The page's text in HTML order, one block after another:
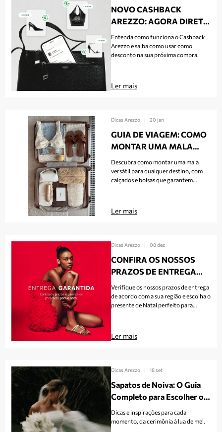
NOVO CASHBACK
AREZZO: AGORA DIRETO
NA SUA CONTA
Entenda como funciona o Cashback
Arezzo e saiba como usar como
desconto na sua próxima compra.
Ler mais
Dicas Arezzo | 20 jan
GUIA DE VIAGEM: COMO
MONTAR UMA MALA
VERSÁTIL
Descubra como montar uma mala
versátil para qualquer destino, com
calçados e bolsas que garantem
Ler mais
Dicas Arezzo | 08 dez
CONFIRA OS NOSSOS
PRAZOS DE ENTREGA
PARA O NATAL!
Verifique os nossos prazos de entrega
de acordo com a sua região e escolha o
presente de Natal perfeito para
Ler mais
Dicas Arezzo | 18 set
Sapatos de Noiva: O Guia
Completo para Escolher o
Par Ideal no Grande Dia
Dicas e inspirações para cada
momento, da cerimônia à lua de mel.